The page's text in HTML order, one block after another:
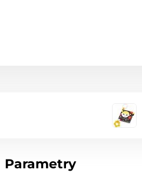
Parametry